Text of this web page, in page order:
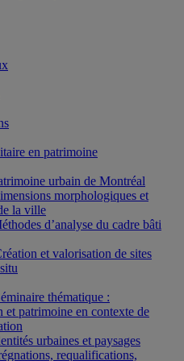
en patrimoine
urbain de Montréal
morphologiques et
la ville
d’analyse du cadre bâti
et valorisation de sites
thématique :
et patrimoine en contexte de
urbaines et paysages
requalifications,